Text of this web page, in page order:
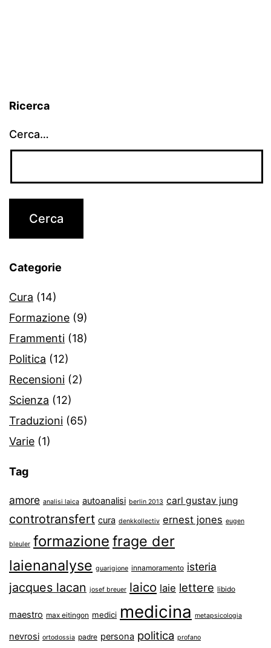
Ricerca
Cerca…
Categorie
Cura (14)
Formazione (9)
Frammenti (18)
Politica (12)
Recensioni (2)
Scienza (12)
Traduzioni (65)
Varie (1)
Tag
amore analisi laica autoanalisi berlin 2013 carl gustav jung
controtransfert cura denkkollectiv ernest jones eugen
bleuler formazione frage der
laienanalyse guarigione innamoramento isteria
jacques lacan josef breuer laico laie lettere libido
maestro max eitingon medici medicina metapsicologia
nevrosi ortodossia padre persona politica profano